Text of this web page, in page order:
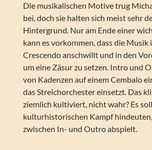
Die musikalischen Motive trug
bei, doch sie halten sich meist sehr
Hintergrund. Nur am Ende einer
kann es vorkommen, dass die Musik
Crescendo anschwillt und in den
um eine Zäsur zu setzen. Intro und
von Kadenzen auf einem Cembalo
das Streichorchester einsetzt. Das
ziemlich kultiviert, nicht wahr? Es
kulturhistorischen Kampf
zwischen In- und Outro abspielt.